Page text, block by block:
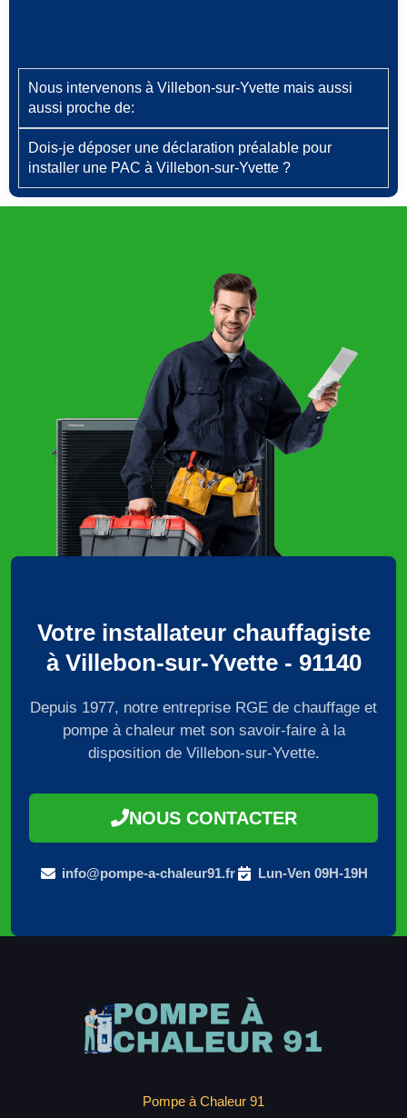
Nous intervenons à Villebon-sur-Yvette mais aussi
aussi proche de:
Dois‑je déposer une déclaration préalable pour
installer une PAC à Villebon-sur-Yvette ?
Votre installateur chauffagiste
à Villebon-sur-Yvette - 91140
Depuis 1977, notre entreprise RGE de chauffage et
pompe à chaleur met son savoir-faire à la
disposition de Villebon-sur-Yvette.
NOUS CONTACTER
info@pompe-a-chaleur91.fr Lun-Ven 09H-19H
Pompe à Chaleur 91